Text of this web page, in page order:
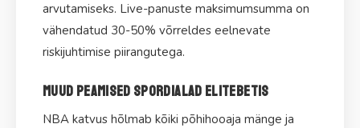
arvutamiseks. Live-panuste maksimumsumma on
vähendatud 30-50% võrreldes eelnevate
riskijuhtimise piirangutega.
Muud peamised spordialad EliteBetis
NBA katvus hõlmab kõiki põhihooaja mänge ja